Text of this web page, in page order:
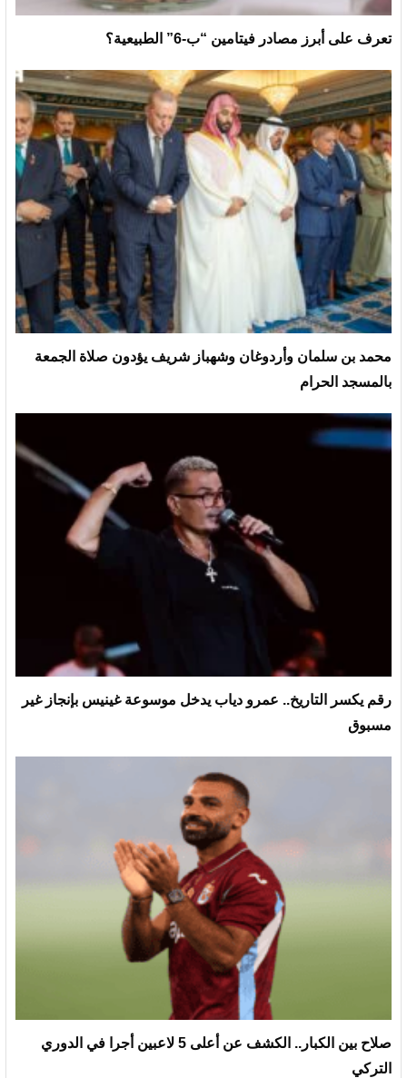
تعرف على أبرز مصادر فيتامين “ب-6” الطبيعية؟
محمد بن سلمان وأردوغان وشهباز شريف يؤدون صلاة الجمعة
بالمسجد الحرام
رقم يكسر التاريخ.. عمرو دياب يدخل موسوعة غينيس بإنجاز غير
مسبوق
صلاح بين الكبار.. الكشف عن أعلى 5 لاعبين أجرا في الدوري
التركي